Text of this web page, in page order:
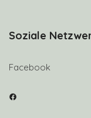
Soziale
Facebook
Facebook